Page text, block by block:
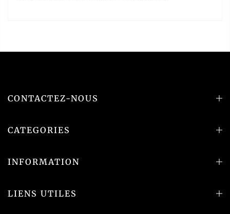
CONTACTEZ-NOUS
CATEGORIES
INFORMATION
LIENS UTILES